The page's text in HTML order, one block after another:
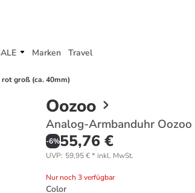
Marken Travel
groß (ca. 40mm)
Oozoo
Analog-Armbanduhr
-6%55,76 €
UVP: 59,95 €* inkl. MwSt.
Nur noch 3 verfügbar
Color